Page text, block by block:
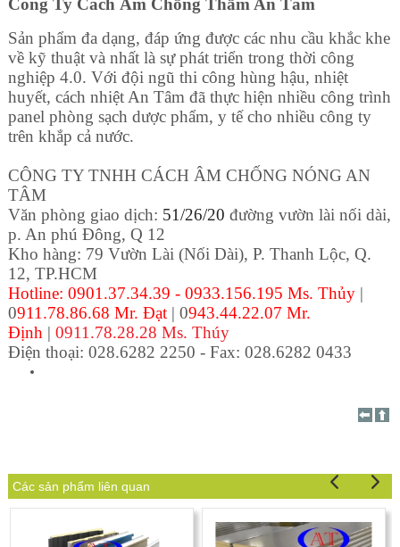
Công Ty Cách Âm Chống Thấm An Tâm
Sản phẩm đa dạng, đáp ứng được các nhu cầu khắc khe
về kỹ thuật và nhất là sự phát triển trong thời công
nghiệp 4.0. Với đội ngũ thi công hùng hậu, nhiệt
huyết, cách nhiệt An Tâm đã thực hiện nhiều công trình
panel phòng sạch dược phẩm, y tế cho nhiều công ty
trên khắp cả nước.
CÔNG TY TNHH CÁCH ÂM CHỐNG NÓNG AN
TÂM
Văn phòng giao dịch: 51/26/20 đường vườn lài nối dài,
p. An phú Đông, Q 12
Kho hàng: 79 Vườn Lài (Nối Dài), P. Thanh Lộc, Q.
12, TP.HCM
Hotline: 0901.37.34.39 - 0933.156.195 Ms. Thủy|
0911.78.86.68 Mr. Đạt| 0943.44.22.07 Mr.
Định | 0911.78.28.28 Ms. Thúy
Điện thoại: 028.6282 2250 - Fax: 028.6282 0433
Các sản phẩm liên quan